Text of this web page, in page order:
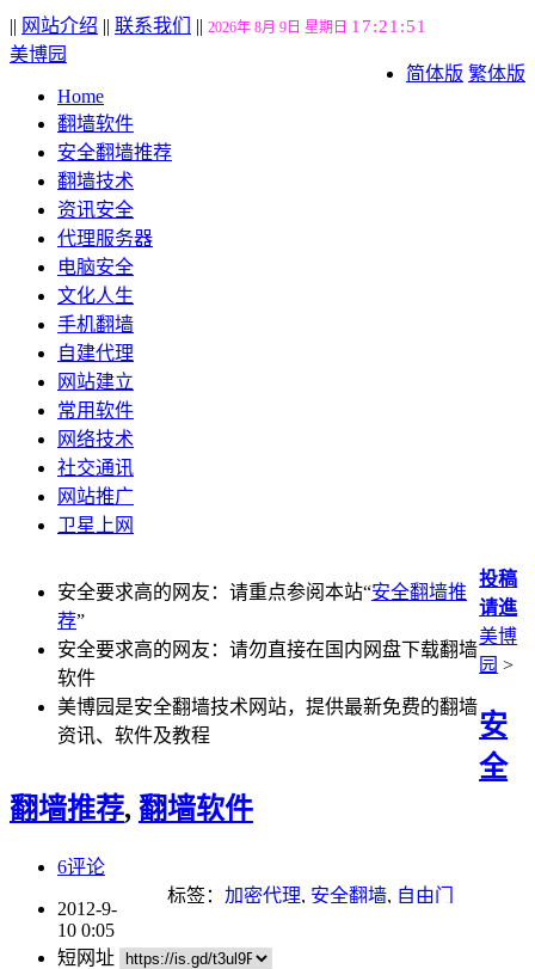
|| 网站介绍 || 联系我们 || 2026年 8月 9日 星期日 17:21:52
简体版 繁体版
美博园
Home
翻墙软件
安全翻墙推荐
翻墙技术
资讯安全
代理服务器
电脑安全
文化人生
手机翻墙
自建代理
网站建立
常用软件
网络技术
社交通讯
网站推广
卫星上网
安全要求高的网友：请重点参阅本站“安全翻墙推
荐”
安全要求高的网友：请勿直接在国内网盘下载翻墙
软件
美博园是安全翻墙技术网站，提供最新免费的翻墙
资讯、软件及教程
投稿
请進
美博
园 >
安
全
翻墙推荐, 翻墙软件
6评论
标签： 加密代理, 安全翻墙, 自由门
2012-9-
10 0:05
短网址